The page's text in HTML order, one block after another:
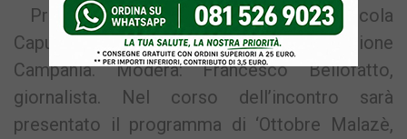
Presidente di Malazè. Conclude: Nicola
Caputo, assessore all’Agricoltura della Regione
Campania. Modera: Francesco Bellofatto,
giornalista. Nel corso dell’incontro sarà
presentato il programma di ‘Ottobre Malazè,